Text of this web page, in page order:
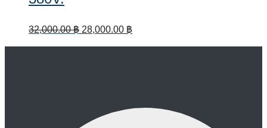
32,000.00฿ Original
28,000.00 ฿